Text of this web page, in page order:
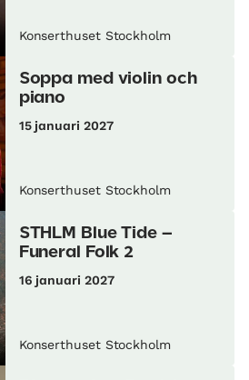
Konserthuset Stockholm
Soppa med violin och
piano
15 januari 2027
Konserthuset Stockholm
STHLM Blue Tide –
Funeral Folk 2
16 januari 2027
Konserthuset Stockholm